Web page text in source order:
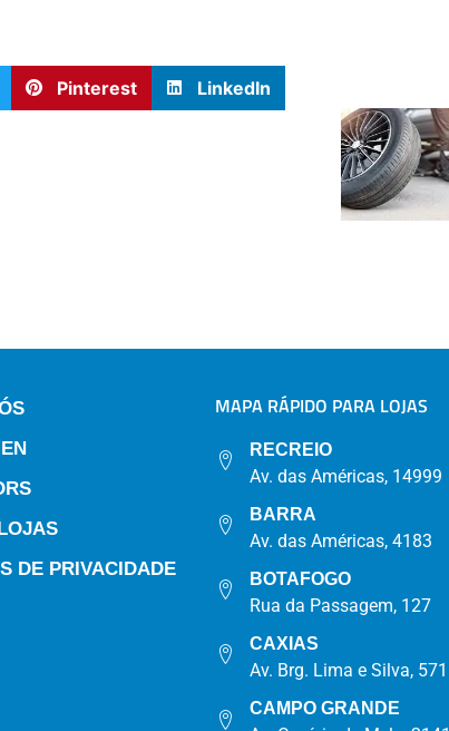
Pinterest LinkedIn
DE PRIVACIDADE
MAPA RÁPIDO PARA LOJAS
RECREIO
Av. das Américas, 14999
BARRA
Av. das Américas, 4183
BOTAFOGO
Rua da Passagem, 127
CAXIAS
Av. Brg. Lima e Silva, 571
CAMPO GRANDE